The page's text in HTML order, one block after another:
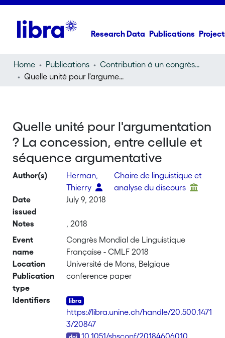
Research Data Publications
Home Publications
Contribution à un congrès (conference paper)
Quelle unité pour l'argumentation ? La concession, entre cellule et séquence argumentative
Quelle unité pour l'argumentation
? La concession, entre cellule et
séquence argumentative
Author(s)
Herman,
Thierry
Chaire de linguistique et
analyse du discours
Date
issued
July 9, 2018
Notes
, 2018
Event
name
Congrès Mondial de Linguistique
Française - CMLF 2018
Location
Université de Mons, Belgique
Publication
type
conference paper
Identifiers
https://libra.unine.ch/handle/20.500.1471
3/20847
10.1051/shsconf/20184606010